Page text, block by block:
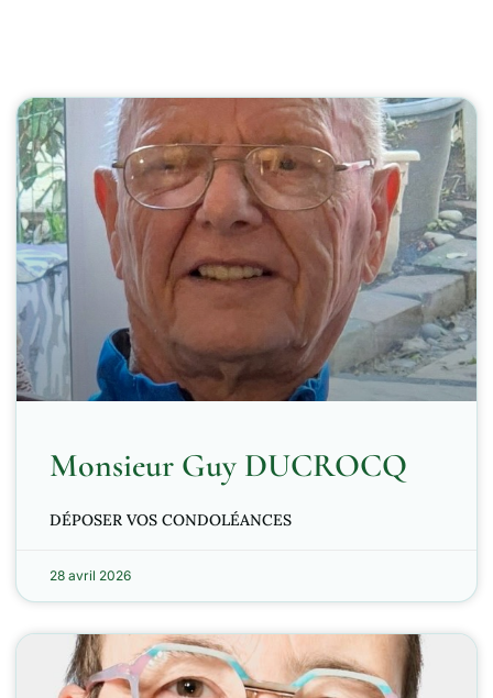
Monsieur Guy DUCROCQ
DÉPOSER VOS CONDOLÉANCES
28 avril 2026